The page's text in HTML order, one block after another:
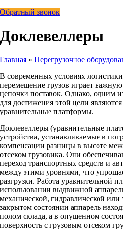
Обратный звонок
Доклевеллеры
Главная » Перегрузочное
В современных условиях
перемещение грузов играет
цепочки поставок. Однако, одним
для достижения этой цели
уравнительные платформы.
Доклевеллеры (уравнительные
устройства, устанавливаемые в
компенсации разницы в высоте
отсеком грузовика. Они
переход транспортных средств и
между этими уровнями, что
разгрузки. Работа уравнительной
использовании выдвижной
механической, гидравлической или
закрытом состоянии аппарель
полом склада, а в опущенном
поверхность с грузовым отсеком